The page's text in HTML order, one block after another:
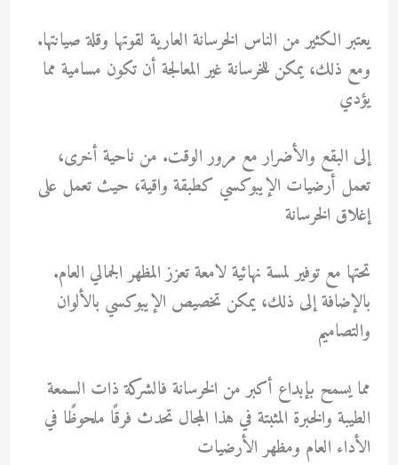
يعتبر الكثير من الناس الخرسانة العارية لقوتها وقلة صيانتها.
ومع ذلك، يمكن للخرسانة غير المعالجة أن تكون مسامية مما
يؤدي
إلى البقع والأضرار مع مرور الوقت. من ناحية أخرى،
تعمل أرضيات الإيبوكسي كطبقة واقية، حيث تعمل على
إغلاق الخرسانة
تحتها مع توفير لمسة نهائية لامعة تعزز المظهر الجمالي العام.
بالإضافة إلى ذلك، يمكن تخصيص الإيبوكسي بالألوان
والتصاميم
مما يسمح بإبداع أكبر من الخرسانة فالشركة ذات السمعة
الطيبة والخبرة المثبتة في هذا المجال تحدث فرقًا ملحوظًا في
الأداء العام ومظهر الأرضيات